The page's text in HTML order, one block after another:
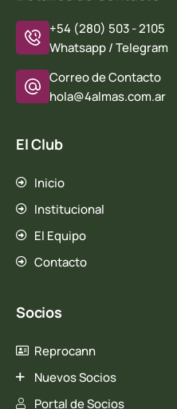
+54 (280) 503 - 2105
Whatsapp / Telegram
Correo de Contacto
hola@4almas.com.ar
El Club
Inicio
Institucional
El Equipo
Contacto
Socios
Reprocann
Nuevos Socios
Portal de Socios